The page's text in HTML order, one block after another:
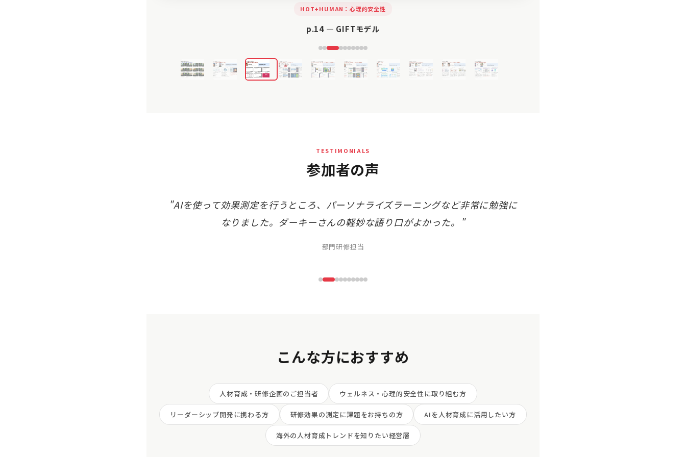
HOT+HUMAN：心理的安全性
p.14 — GIFTモデル
TESTIMONIALS
参加者の声
"AIを使って効果測定を行うところ、パーソナライズラーニングなど非常に勉強に
なりました。ダーキーさんの軽妙な語り口がよかった。"
部門研修担当
こんな方におすすめ
人材育成・研修企画のご担当者 ウェルネス・心理的安全性に取り組む方
リーダーシップ開発に携わる方 研修効果の測定に課題をお持ちの方 AIを人材育成に活用したい方
海外の人材育成トレンドを知りたい経営層